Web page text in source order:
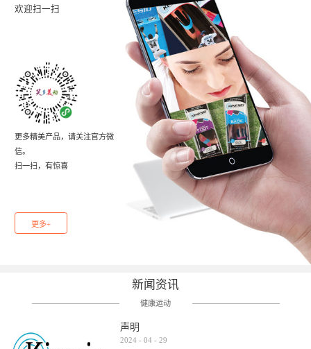
欢迎扫一扫
更多精美产品，请关注官方微
信。
扫一扫，有惊喜
更多+
新闻资讯
健康运动
声明
2024 - 04 - 29